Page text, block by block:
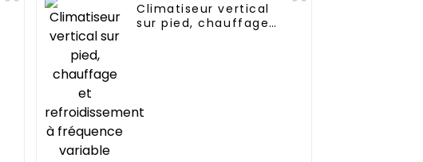
Climatiseur vertical
sur pied, chauffage